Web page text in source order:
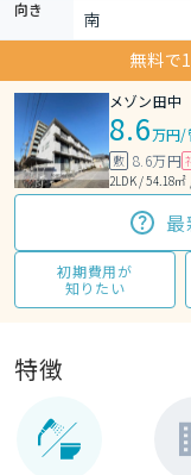
向き
南
無料で
メゾン田中
8.6万円/
敷 8.6万円
2LDK / 54.18㎡
初期費用が
知りたい
特徴